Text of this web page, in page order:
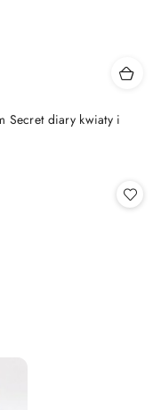
Secret diary kwiaty i